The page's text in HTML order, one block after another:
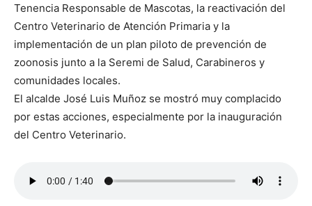
Tenencia Responsable de Mascotas, la reactivación del
Centro Veterinario de Atención Primaria y la
implementación de un plan piloto de prevención de
zoonosis junto a la Seremi de Salud, Carabineros y
comunidades locales.
El alcalde José Luis Muñoz se mostró muy complacido
por estas acciones, especialmente por la inauguración
del Centro Veterinario.